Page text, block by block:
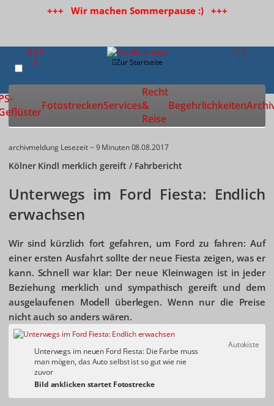
+++ Wir machen Sommerpause :) +++
Zur Startseite
FotostreckenServices
Recht
&
Reise
Begehrlichkeiten
archivmeldung Lesezeit ~ 9 Minuten08.08.2017
Kölner Kindl merklich gereift / Fahrbericht
Unterwegs im Ford Fiesta: Endlich
erwachsen
Wir sind kürzlich fort gefahren, um Ford zu fahren: Auf
einer ersten Ausfahrt sollte der neue Fiesta zeigen, was er
kann. Schnell war klar: Der neue Kleinwagen ist in jeder
Beziehung merklich und sympathisch gereift und dem
ausgelaufenen Modell überlegen. Wenn nur die Preise
nicht auch so anders wären.
Autokiste
Unterwegs im neuen Ford Fiesta: Die Farbe muss
man mögen, das Auto selbst ist so gut wie nie
zuvor